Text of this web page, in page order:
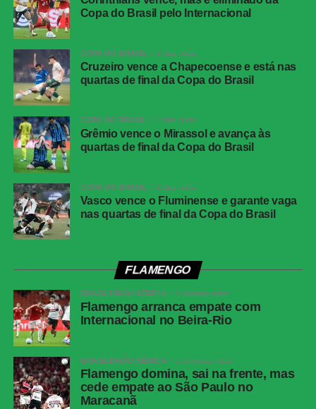
MG, que precisa reencontrar o caminho das vitórias para
manter suas ambições na temporada.
FICHA TÉCNICA
ATLÉTICO-GO 1 X 0 ATLÉTICO-
MG
Local:Estádio Antônio Accioly, em Goiânia (GO)
Data:06.11.2024
Horário:21h (de Brasília)
Árbitro:Jonathan Benkenstein (RS)
GOL:Shaylon, aos 43′ do 2ºT (Atlético-GO)
Maguinho e Gonzalo Freitas (Atlético-GO)
ATLÉTICO-GO:
Ronaldo; Maguinho (Bruno Tubarão),
Luiz Felipe, Alix Vinícius e Guilherme Romão; Gonzalo
Freitas (Rhaldney), Baralhas e Alejo Cruz (Janderson);
Técnico:Anderson Gomes
ATLÉTICO-MG:Gabriel Delfim; Saraiva, Bruno Fuchs,
Copa do Brasil pelo Internacional
COPA DO BRASIL 2 dias atrás
Cruzeiro vence a Chapecoense e está nas
quartas de final da Copa do Brasil
COPA DO BRASIL 2 dias atrás
Grêmio vence o Mirassol e avança às
quartas de final da Copa do Brasil
COPA DO BRASIL 2 dias atrás
Vasco vence o Fluminense e garante vaga
nas quartas de final da Copa do Brasil
FLAMENGO
BRASILEIRÃO SÉRIE A 1 semana atrás
Flamengo arranca empate com
Internacional no Beira-Rio
BRASILEIRÃO SÉRIE A 2 semanas atrás
Flamengo domina, sai na frente, mas
cede empate ao São Paulo no
Maracanã